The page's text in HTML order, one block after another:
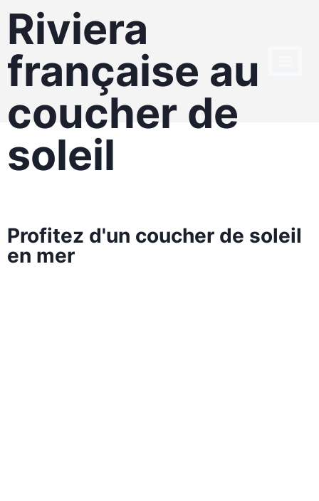
Riviera
française au
coucher de
soleil
Profitez d'un coucher de soleil
en mer